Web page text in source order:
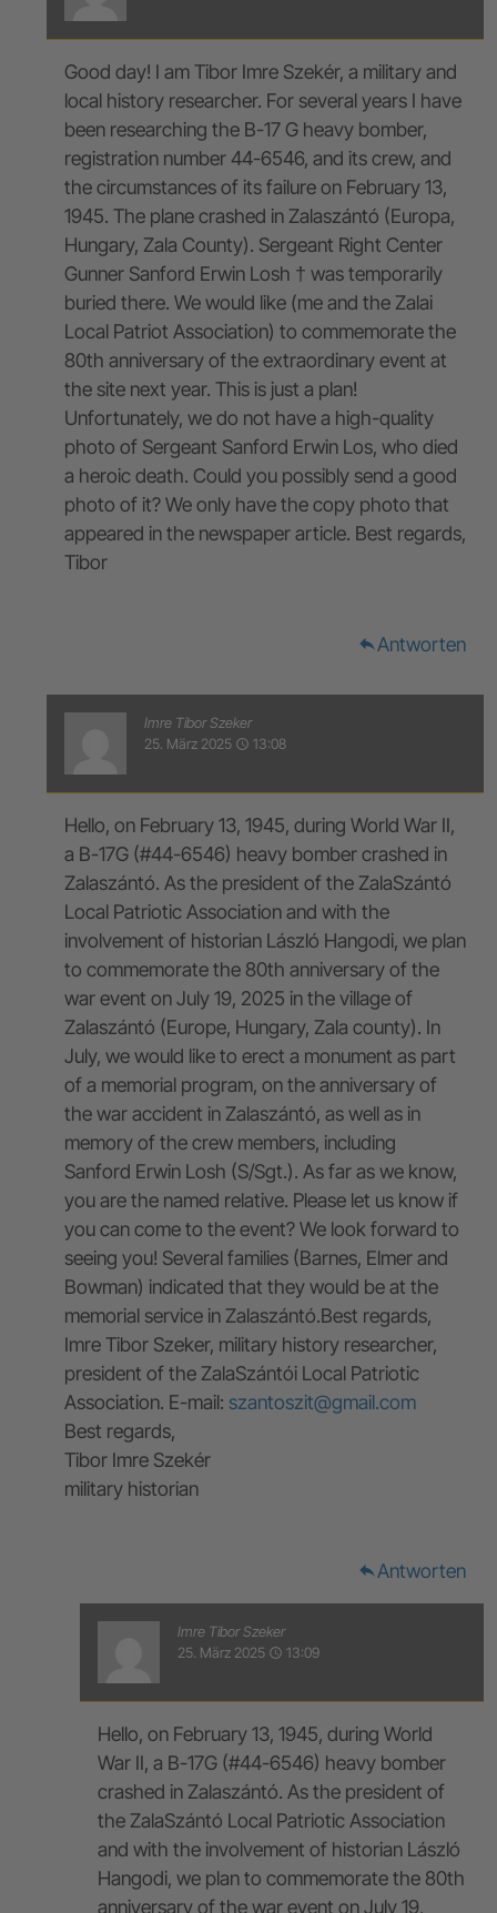
Good day! I am Tibor Imre Szekér, a military and
local history researcher. For several years I have
been researching the B-17 G heavy bomber,
registration number 44-6546, and its crew, and
the circumstances of its failure on February 13,
1945. The plane crashed in Zalaszántó (Europa,
Hungary, Zala County). Sergeant Right Center
Gunner Sanford Erwin Losh † was temporarily
buried there. We would like (me and the Zalai
Local Patriot Association) to commemorate the
80th anniversary of the extraordinary event at
the site next year. This is just a plan!
Unfortunately, we do not have a high-quality
photo of Sergeant Sanford Erwin Los, who died
a heroic death. Could you possibly send a good
photo of it? We only have the copy photo that
appeared in the newspaper article. Best regards,
Tibor
replyAntworten
Imre Tibor Szeker
25. März 2025 access_time 13:08
Hello, on February 13, 1945, during World War II,
a B-17G (#44-6546) heavy bomber crashed in
Zalaszántó. As the president of the ZalaSzántó
Local Patriotic Association and with the
involvement of historian László Hangodi, we plan
to commemorate the 80th anniversary of the
war event on July 19, 2025 in the village of
Zalaszántó (Europe, Hungary, Zala county). In
July, we would like to erect a monument as part
of a memorial program, on the anniversary of
the war accident in Zalaszántó, as well as in
memory of the crew members, including
Sanford Erwin Losh (S/Sgt.). As far as we know,
you are the named relative. Please let us know if
you can come to the event? We look forward to
seeing you! Several families (Barnes, Elmer and
Bowman) indicated that they would be at the
memorial service in Zalaszántó.Best regards,
Imre Tibor Szeker, military history researcher,
president of the ZalaSzántói Local Patriotic
Association. E-mail: szantoszit@gmail.com
Best regards,
Tibor Imre Szekér
military historian
replyAntworten
Imre Tibor Szeker
25. März 2025 access_time 13:09
Hello, on February 13, 1945, during World
War II, a B-17G (#44-6546) heavy bomber
crashed in Zalaszántó. As the president of
the ZalaSzántó Local Patriotic Association
and with the involvement of historian László
Hangodi, we plan to commemorate the 80th
anniversary of the war event on July 19,